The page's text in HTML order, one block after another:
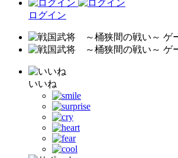
ログイン
いいね